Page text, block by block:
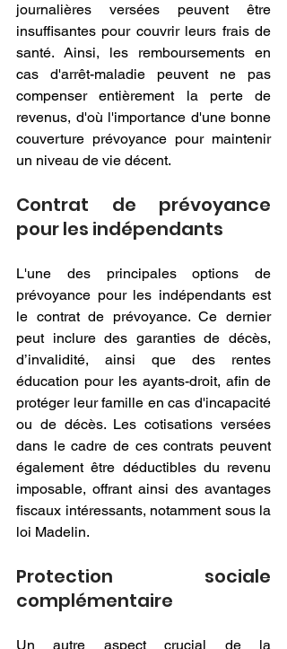
journalières versées peuvent être
insuffisantes pour couvrir leurs frais de
santé. Ainsi, les remboursements en
cas d'arrêt-maladie peuvent ne pas
compenser entièrement la perte de
revenus, d'où l'importance d'une bonne
couverture prévoyance pour maintenir
un niveau de vie décent.
Contrat de prévoyance
pour les indépendants
L'une des principales options de
prévoyance pour les indépendants est
le contrat de prévoyance. Ce dernier
peut inclure des garanties de décès,
d’invalidité, ainsi que des rentes
éducation pour les ayants-droit, afin de
protéger leur famille en cas d'incapacité
ou de décès. Les cotisations versées
dans le cadre de ces contrats peuvent
également être déductibles du revenu
imposable, offrant ainsi des avantages
fiscaux intéressants, notamment sous la
loi Madelin.
Protection sociale
complémentaire
Un autre aspect crucial de la